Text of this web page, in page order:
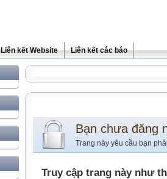
Liên kết Website Liên kết các báo
Bạn chưa đăng
Trang này yêu cầu bạn
Truy cập trang này như